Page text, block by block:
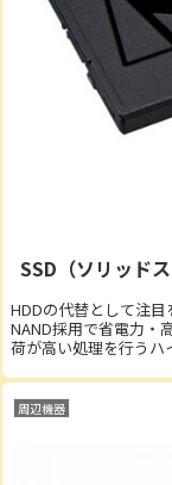
SSD（ソリッド
HDDの代替として注目
NAND採用で省電力・
荷が高い処理を行う
周辺機器